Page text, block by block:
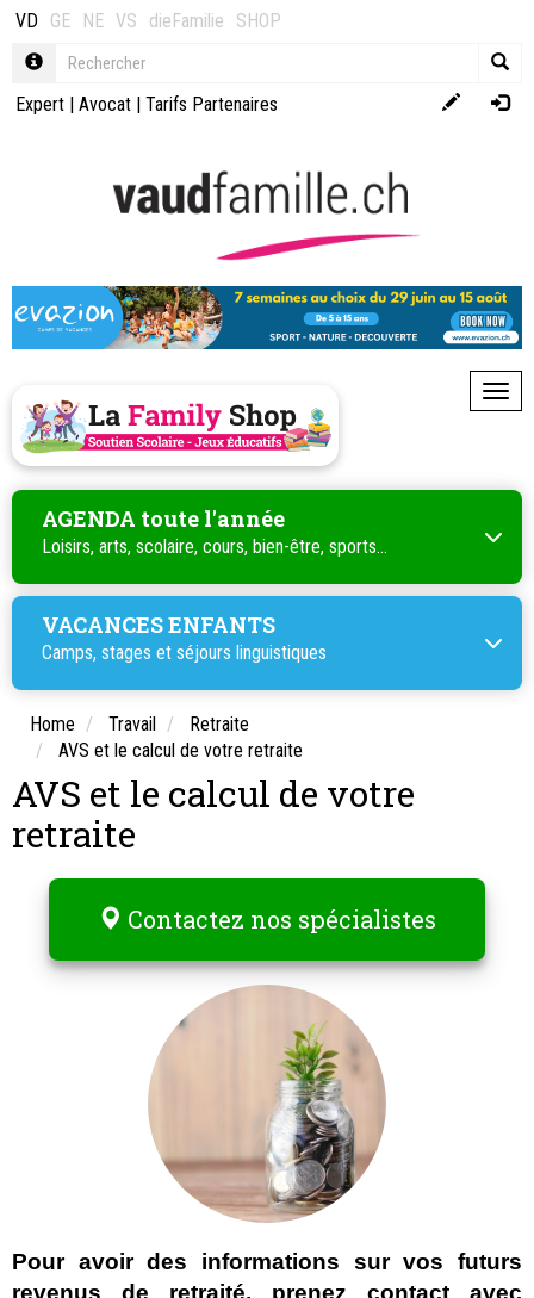
VD GE NE VS dieFamilie SHOP
Expert | Avocat | Tarifs Partenaires
AGENDA toute l'année
Loisirs, arts, scolaire, cours, bien-être, sports...
VACANCES ENFANTS
Camps, stages et séjours linguistiques
Home Travail
Retraite
AVS et le calcul de votre retraite
AVS et le calcul de votre
retraite
Contactez nos spécialistes
Pour avoir des informations sur vos futurs
revenus de retraité, prenez contact avec